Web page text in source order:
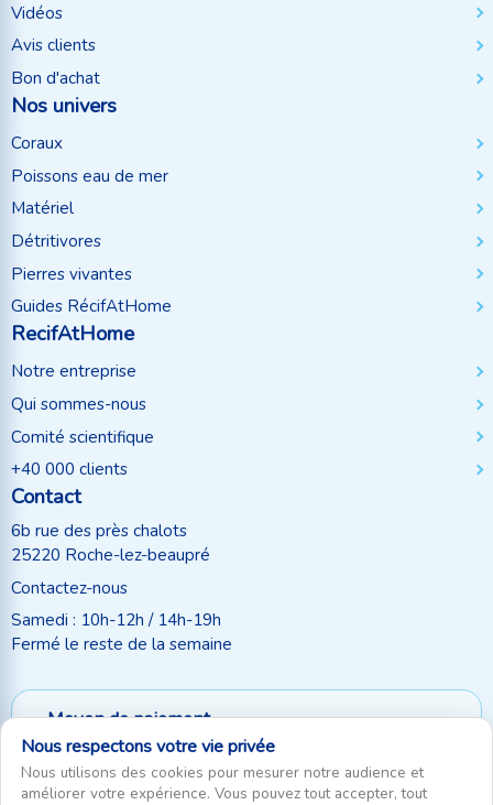
Vidéos
Avis clients
Bon d'achat
Nos univers
Coraux
Poissons eau de mer
Matériel
Détritivores
Pierres vivantes
Guides RécifAtHome
RecifAtHome
Notre entreprise
Qui sommes-nous
Comité scientifique
+40 000 clients
Contact
6b rue des près chalots
25220 Roche-lez-beaupré
Contactez-nous
Samedi : 10h-12h / 14h-19h
Fermé le reste de la semaine
Moyen de paiement
Suivez-nous
Nous respectons votre vie privée
Nous utilisons des cookies pour mesurer notre audience et
améliorer votre expérience. Vous pouvez tout accepter, tout